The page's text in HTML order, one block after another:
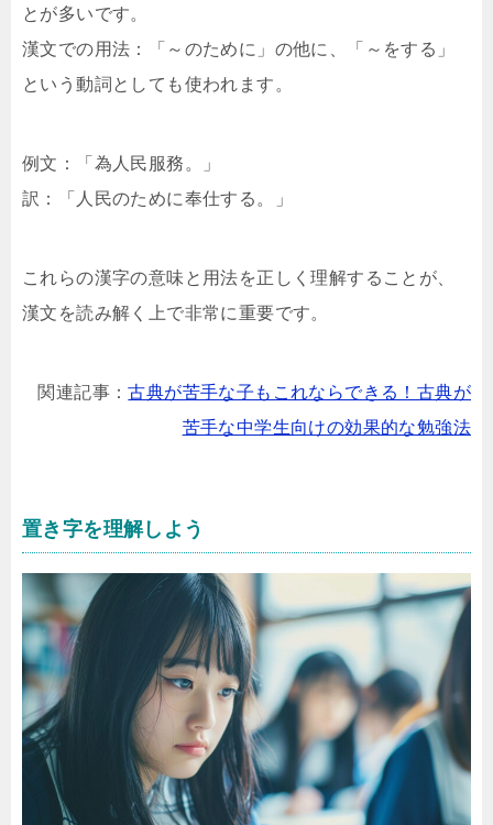
とが多いです。
漢文での用法：「～のために」の他に、「～をする」
という動詞としても使われます。
例文：「為人民服務。」
訳：「人民のために奉仕する。」
これらの漢字の意味と用法を正しく理解することが、
漢文を読み解く上で非常に重要です。
関連記事：古典が苦手な子もこれならできる！古典が
苦手な中学生向けの効果的な勉強法
置き字を理解しよう